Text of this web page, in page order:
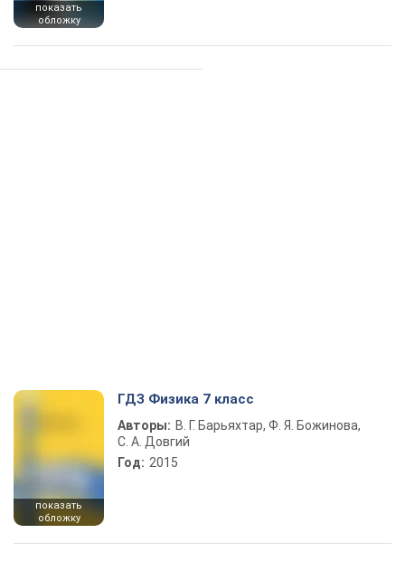
показать
обложку
показать
обложку
ГДЗ Физика 7 класс
Авторы: В. Г. Барьяхтар, Ф. Я. Божинова,
С. А. Довгий
Год: 2015